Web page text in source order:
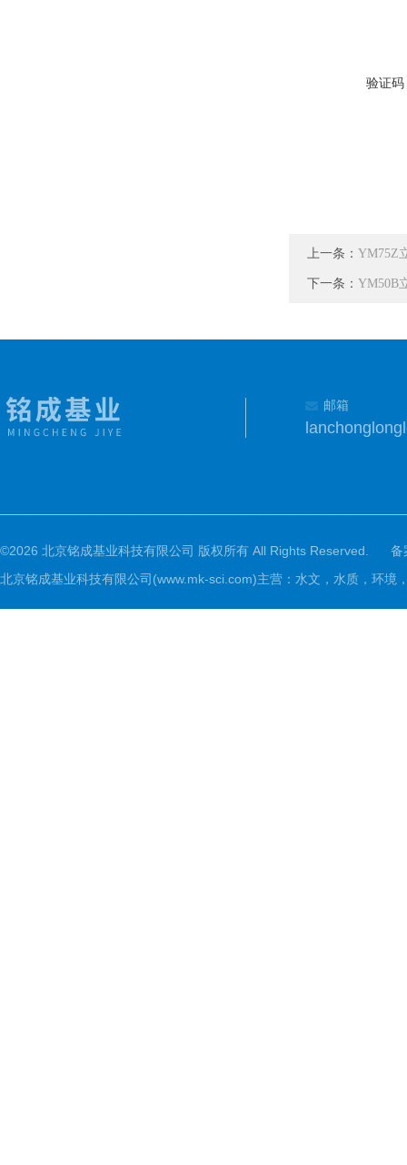
验证码
上一条： YM75Z
下一条： YM50B
邮箱
©2026 北京铭成基业科技有限公司 版权所有 All Rights Reserved.
备
北京铭成基业科技有限公司(www.mk-sci.com)主营：水文，水质，环境